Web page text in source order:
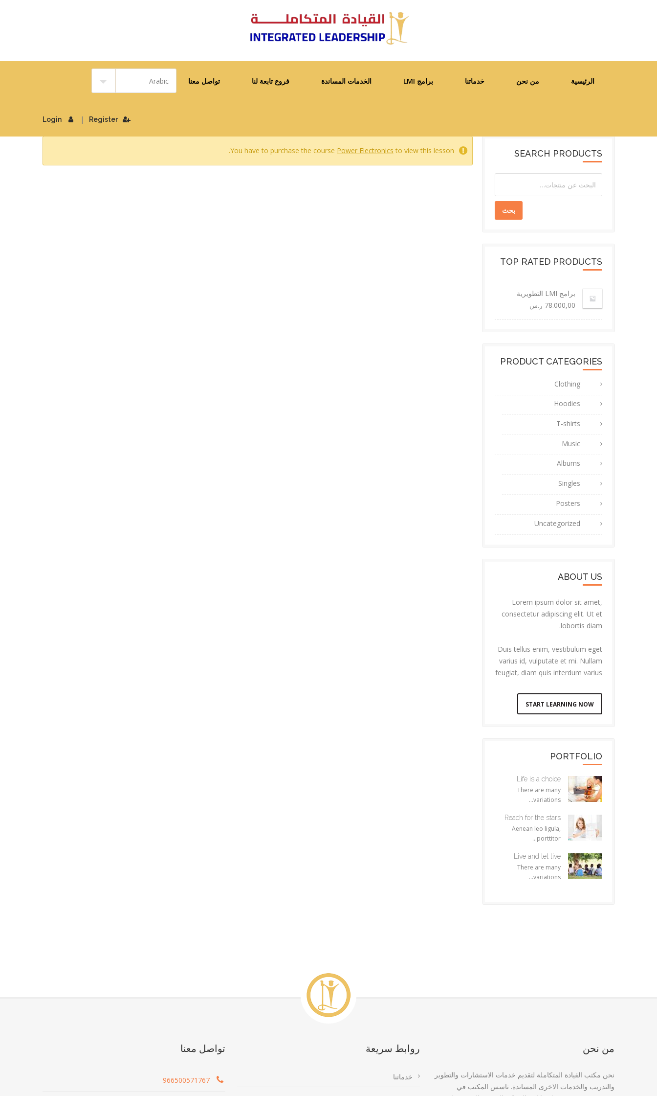
الرئيسية من نحن خدماتنا برامج LMI الخدمات المساندة فروع تابعة لنا تواصل معنا
Login | Register
You have to purchase the course Power Electronics to view this lesson. SEARCH PRODUCTS
بحث
TOP RATED PRODUCTS
برامج LMI التطويرية
78.000,00 ر.س
PRODUCT CATEGORIES
Clothing
Hoodies
T-shirts
Music
Albums
Singles
Posters
Uncategorized
ABOUT US
Lorem ipsum dolor sit amet,
consectetur adipiscing elit. Ut et
lobortis diam.
Duis tellus enim, vestibulum eget
varius id, vulputate et mi. Nullam
feugiat, diam quis interdum varius
START LEARNING NOW
PORTFOLIO
Life is a choice
There are many
variations...
Reach for the stars
Aenean leo ligula,
porttitor...
Live and let live
There are many
variations...
من نحن
نحن مكتب القيادة المتكاملة لتقديم خدمات الاستشارات والتطوير
والتدريب والخدمات الاخرى المساندة. تاسس المكتب في
روابط سريعة
خدماتنا
تواصل معنا
966500571767